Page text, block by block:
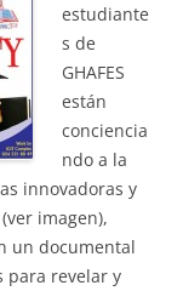
estudiante
s de
GHAFES
están
conciencia
ndo a la
innovadoras y
imagen),
un documental
para revelar y